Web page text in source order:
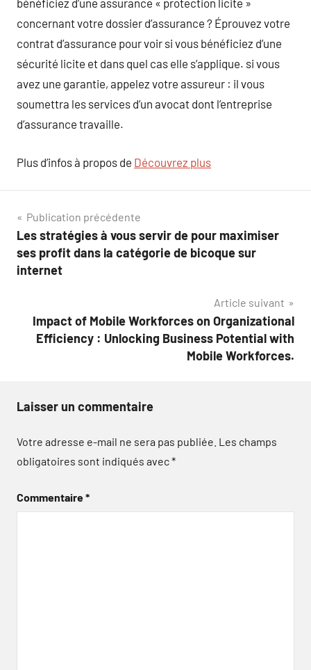
bénéficiez d’une assurance « protection licite »
concernant votre dossier d’assurance ? Éprouvez votre
contrat d’assurance pour voir si vous bénéficiez d’une
sécurité licite et dans quel cas elle s’applique. si vous
avez une garantie, appelez votre assureur : il vous
soumettra les services d’un avocat dont l’entreprise
d’assurance travaille.
Plus d’infos à propos de Découvrez plus
Navigation
de
l’article
Publication précédente
Les stratégies à vous servir de pour maximiser
ses profit dans la catégorie de bicoque sur
internet
Article suivant
Impact of Mobile Workforces on Organizational
Efficiency : Unlocking Business Potential with
Mobile Workforces.
Laisser un commentaire
Votre adresse e-mail ne sera pas publiée. Les champs
obligatoires sont indiqués avec*
Commentaire*